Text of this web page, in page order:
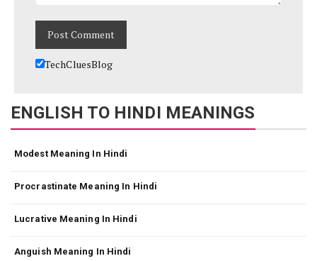
TechCluesBlog
ENGLISH TO HINDI MEANINGS
Modest Meaning In Hindi
Procrastinate Meaning In Hindi
Lucrative Meaning In Hindi
Anguish Meaning In Hindi